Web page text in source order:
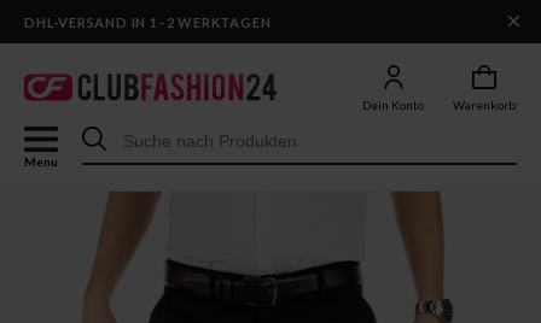
Dein Konto Warenkorb
Menu
DHL-VERSAND IN 1–2 WERKTAGEN ×